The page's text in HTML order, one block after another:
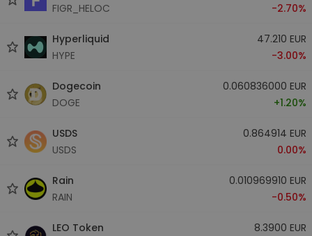
FIGR_HELOC
-2.70%
Hyperliquid
HYPE
47.210 EUR
-3.00%
Dogecoin
DOGE
0.060836000 EUR
+1.20%
USDS
USDS
0.864914 EUR
0.00%
Rain
RAIN
0.010969910 EUR
-0.50%
LEO Token
8.3900 EUR